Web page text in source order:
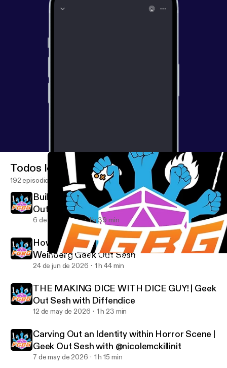
FATE Core Ep. 41 "Bluestorms and Brainprints" | Cloudscape
For Geeks By Geeks
Todos los episodios
192 episodios
Building an Indie Cinematic Universe | Geek
Out Sesh Demetrius Witherspoon -
Submerge Universe
6 de jul de 2026 1 h 39 min
How Bob Ross Inspired a Movement | JJ
Weinberg Geek Out Sesh
24 de jun de 2026 1 h 44 min
THE MAKING DICE WITH DICE GUY! | Geek
Out Sesh with Diffendice
12 de may de 2026 1 h 23 min
Carving Out an Identity within Horror Scene |
Geek Out Sesh with @nicolemckillinit
7 de may de 2026 1 h 15 min